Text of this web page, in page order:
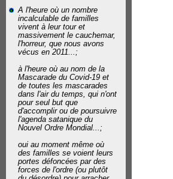
A l'heure où un nombre
incalculable de familles
vivent à leur tour et
massivement le cauchemar,
l'horreur, que nous avons
vécus en 2011...;
à l'heure où au nom de la
Mascarade du Covid-19 et
de toutes les mascarades
dans l'air du temps, qui n'ont
pour seul but que
d'accomplir ou de poursuivre
l'agenda satanique du
Nouvel Ordre Mondial...;
oui au moment même où
des familles se voient leurs
portes défoncées par des
forces de l'ordre (ou plutôt